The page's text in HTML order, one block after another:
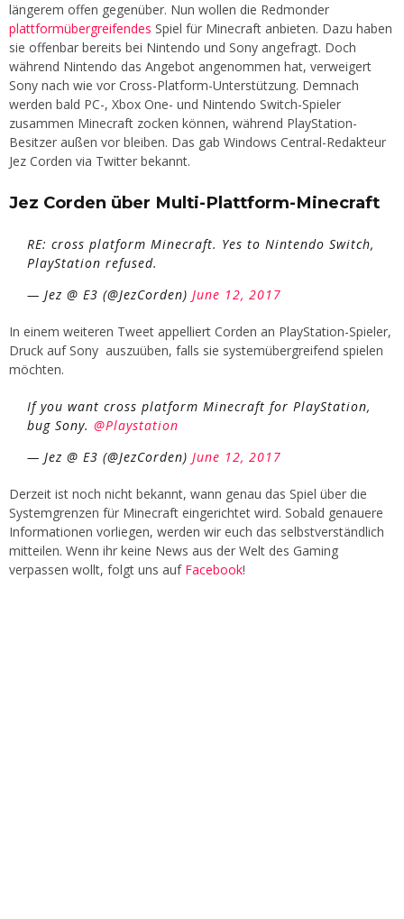
längerem offen gegenüber. Nun wollen die Redmonder
plattformübergreifendes Spiel für Minecraft anbieten. Dazu haben
sie offenbar bereits bei Nintendo und Sony angefragt. Doch
während Nintendo das Angebot angenommen hat, verweigert
Sony nach wie vor Cross-Platform-Unterstützung. Demnach
werden bald PC-, Xbox One- und Nintendo Switch-Spieler
zusammen Minecraft zocken können, während PlayStation-
Besitzer außen vor bleiben. Das gab Windows Central-Redakteur
Jez Corden via Twitter bekannt.
Jez Corden über Multi-Plattform-Minecraft
RE: cross platform Minecraft. Yes to Nintendo Switch,
PlayStation refused.
— Jez @ E3 (@JezCorden) June 12, 2017
In einem weiteren Tweet appelliert Corden an PlayStation-Spieler,
Druck auf Sony auszuüben, falls sie systemübergreifend spielen
möchten.
If you want cross platform Minecraft for PlayStation,
bug Sony. @Playstation
— Jez @ E3 (@JezCorden) June 12, 2017
Derzeit ist noch nicht bekannt, wann genau das Spiel über die
Systemgrenzen für Minecraft eingerichtet wird. Sobald genauere
Informationen vorliegen, werden wir euch das selbstverständlich
mitteilen. Wenn ihr keine News aus der Welt des Gaming
verpassen wollt, folgt uns auf Facebook!